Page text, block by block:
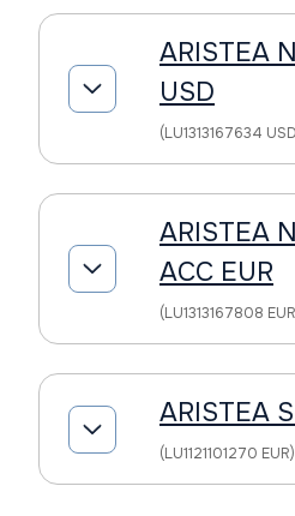
ARISTEA
USD
(LU1313167634
ARISTEA
ACC EUR
(LU1313167808
ARISTEA
(LU1121101270 EUR)